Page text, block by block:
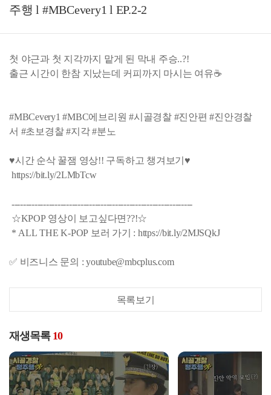
주행​ l #MBCevery1 l EP.2-2
첫 야근과 첫 지각까지 맡게 된 막내 주승..?!
출근 시간이 한참 지났는데 커피까지 마시는 여유☕
#MBCevery1 #MBC에브리원 #시골경찰 #진안편 #진안경찰
서 #초보경찰 #지각 #분노
♥시간 순삭 꿀잼 영상!! 구독하고 챙겨보기♥
https://bit.ly/2LMbTcw​
---------------------------------------------------------------
☆KPOP 영상이 보고싶다면??!☆
* ALL THE K-POP 보러 가기 : https://bit.ly/2MJSQkJ​
✅ 비즈니스 문의 : youtube@mbcplus.com
목록보기
재생목록 10